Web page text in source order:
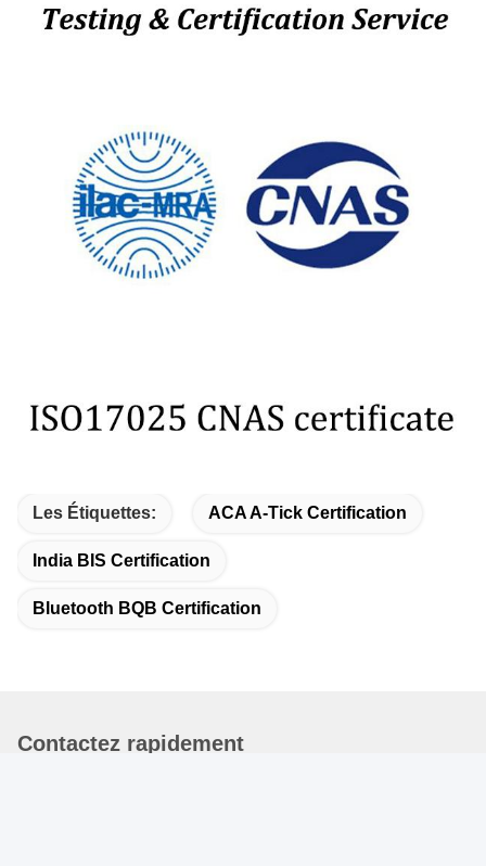
Les Étiquettes: ACA A-Tick Certification
India BIS Certification
Bluetooth BQB Certification
Contactez rapidement